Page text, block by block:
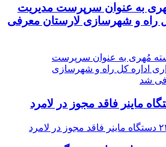
به عنوان سرپرست مدیریت
راه و شهرسازی لارستان معرفی